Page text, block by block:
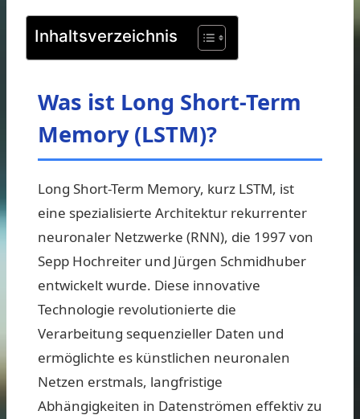
Inhaltsverzeichnis
Was ist Long Short-Term
Memory (LSTM)?
Long Short-Term Memory, kurz LSTM, ist
eine spezialisierte Architektur rekurrenter
neuronaler Netzwerke (RNN), die 1997 von
Sepp Hochreiter und Jürgen Schmidhuber
entwickelt wurde. Diese innovative
Technologie revolutionierte die
Verarbeitung sequenzieller Daten und
ermöglichte es künstlichen neuronalen
Netzen erstmals, langfristige
Abhängigkeiten in Datenströmen effektiv zu